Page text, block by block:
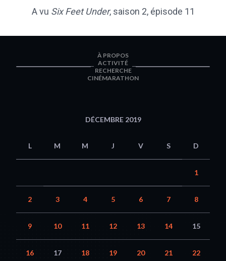
A vu Six Feet Under, saison 2, épisode 11
À PROPOS
ACTIVITÉ
RECHERCHE
CINÉMARATHON
DÉCEMBRE 2019
L M M J V S D
1
2 3 4 5 6 7 8
9 10 11 12 13 14 15
16 17 18 19 20 21 22